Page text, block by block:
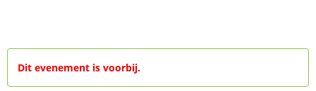
Dit evenement is voorbij.